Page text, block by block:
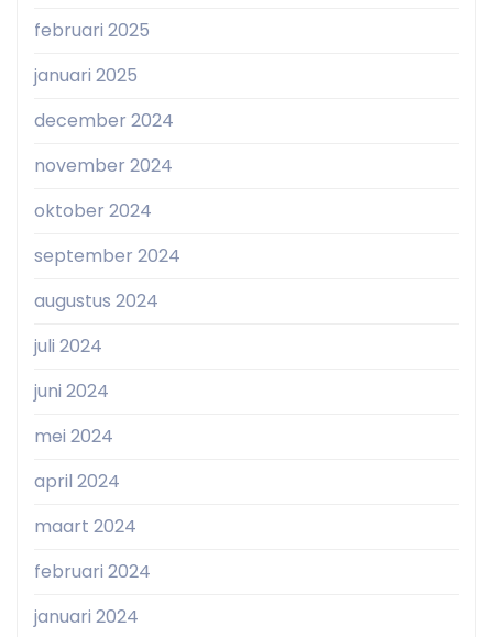
februari 2025
januari 2025
december 2024
november 2024
oktober 2024
september 2024
augustus 2024
juli 2024
juni 2024
mei 2024
april 2024
maart 2024
februari 2024
januari 2024